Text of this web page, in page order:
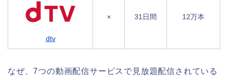
dtv
× 31日間 12万本
なぜ、7つの動画配信サービスで見放題配信されている